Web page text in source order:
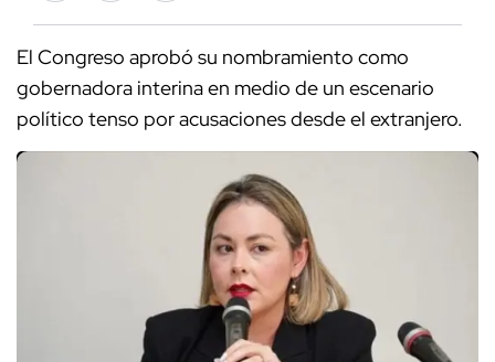
El Congreso aprobó su nombramiento como
gobernadora interina en medio de un escenario
político tenso por acusaciones desde el extranjero.